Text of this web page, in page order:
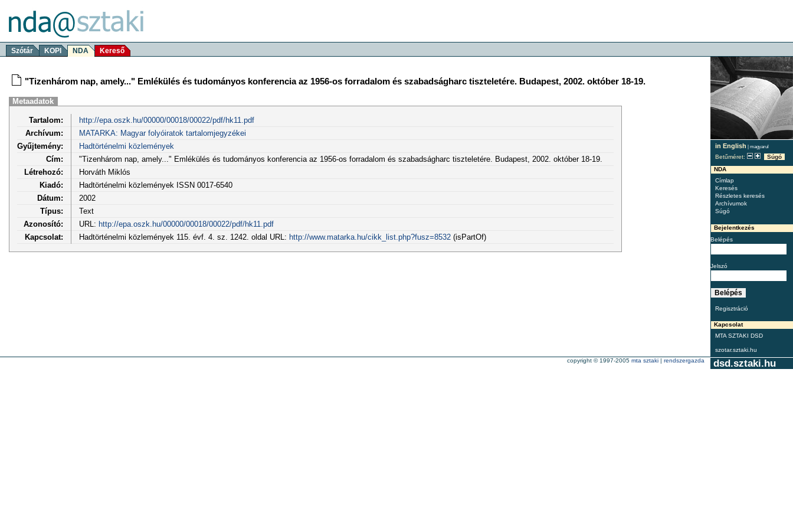
Szótár KOPI NDA Kereső
in English | magyarul
Betűméret:
Súgó
NDA
Címlap
Keresés
Részletes keresés
Archívumok
Súgó
Bejelentkezés
Belépés
Jelszó
Regisztráció
Kapcsolat
MTA SZTAKI DSD
szotar.sztaki.hu
"Tizenhárom nap, amely..." Emlékülés és tudományos konferencia az 1956-os forradalom és szabadságharc tiszteletére. Budapest, 2002. október 18-19.
Metaadatok
Tartalom:
http://epa.oszk.hu/00000/00018/00022/pdf/hk11.pdf
Archívum:
MATARKA: Magyar folyóiratok tartalomjegyzékei
Gyűjtemény:
Hadtörténelmi közlemények
Cím:
"Tizenhárom nap, amely..." Emlékülés és tudományos konferencia az 1956-os forradalom és szabadságharc tiszteletére. Budapest, 2002. október 18-19.
Létrehozó:
Horváth Miklós
Kiadó:
Hadtörténelmi közlemények ISSN 0017-6540
Dátum:
2002
Típus:
Text
Azonosító:
URL: http://epa.oszk.hu/00000/00018/00022/pdf/hk11.pdf
Kapcsolat:
Hadtörténelmi közlemények 115. évf. 4. sz. 1242. oldal URL: http://www.matarka.hu/cikk_list.php?fusz=8532(isPartOf)
dsd.sztaki.hu
copyright © 1997-2005 mta sztaki | rendszergazda